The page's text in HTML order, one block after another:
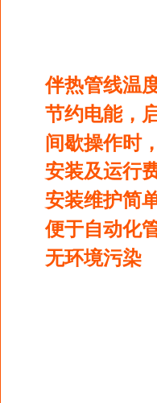
伴热管线温
节约电能，
间歇操作时
安装及运行
安装维护简
便于自动化
无环境污染